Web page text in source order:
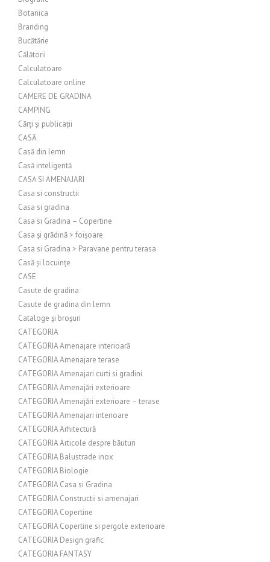
Botanica
Branding
Bucătărie
Călătorii
Calculatoare
Calculatoare online
CAMERE DE GRADINA
CAMPING
Cărți și publicații
CASĂ
Casă din lemn
Casă inteligentă
CASA SI AMENAJARI
Casa si constructii
Casa si gradina
Casa si Gradina – Copertine
Casa și grădină > foișoare
Casa si Gradina > Paravane pentru terasa
Casă și locuințe
CASE
Casute de gradina
Casute de gradina din lemn
Cataloge și broșuri
CATEGORIA
CATEGORIA Amenajare interioară
CATEGORIA Amenajare terase
CATEGORIA Amenajari curti si gradini
CATEGORIA Amenajări exterioare
CATEGORIA Amenajări exterioare – terase
CATEGORIA Amenajari interioare
CATEGORIA Arhitectură
CATEGORIA Articole despre băuturi
CATEGORIA Balustrade inox
CATEGORIA Biologie
CATEGORIA Casa si Gradina
CATEGORIA Constructii si amenajari
CATEGORIA Copertine
CATEGORIA Copertine si pergole exterioare
CATEGORIA Design grafic
CATEGORIA FANTASY